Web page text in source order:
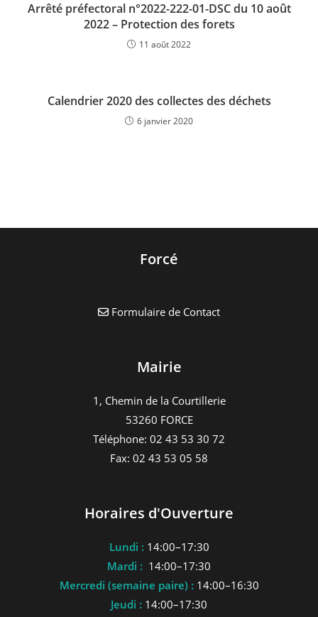
Arrêté préfectoral n°2022-222-01-DSC du 10 août
2022 – Protection des forets
11 août 2022
Calendrier 2020 des collectes des déchets
6 janvier 2020
Forcé
Formulaire de Contact
Mairie
1, Chemin de la Courtillerie
53260 FORCE
Téléphone: 02 43 53 30 72
Fax: 02 43 53 05 58
Horaires d'Ouverture
Lundi : 14:00–17:30
Mardi : 14:00–17:30
Mercredi (semaine paire) : 14:00–16:30
Jeudi : 14:00–17:30